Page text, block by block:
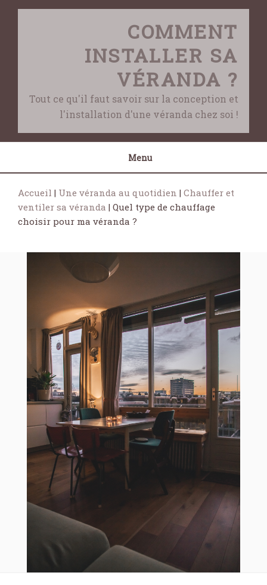
Skip
COMMENT
INSTALLER SA
VÉRANDA ?
Tout ce qu'il faut savoir sur la conception et
l'installation d'une véranda chez soi !
Menu
Accueil | Une véranda au quotidien | Chauffer et
ventiler sa véranda | Quel type de chauffage
choisir pour ma véranda ?